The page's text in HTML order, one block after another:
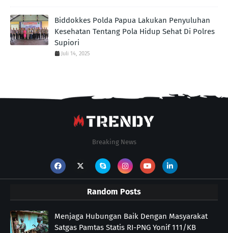
Biddokkes Polda Papua Lakukan Penyuluhan
Kesehatan Tentang Pola Hidup Sehat Di Polres
Supiori
Juli 14, 2025
Breaking News
Random Posts
Menjaga Hubungan Baik Dengan Masyarakat
Satgas Pamtas Statis RI-PNG Yonif 111/KB